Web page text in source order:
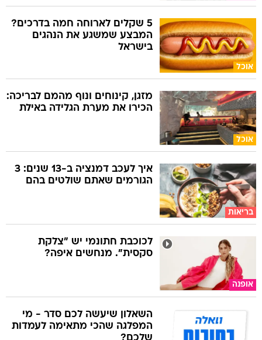
אוכל
5 שקלים לארוחה חמה בדרכים?
המבצע שמשגע את הנהגים
בישראל
אוכל
מזגן, קינוחים ונוף מהמם לבריכה:
הכירו את מערת הגלידה באילת
בריאות
איך לעכב דמנציה ב-13 שנים: 3
הגורמים שאתם שולטים בהם
אופנה
לכוכבת חתונמי יש "צלקת
סקסית". מנחשים איפה?
השאלון שיעשה לכם סדר - מי
המפלגה שהכי מתאימה לעמדות
שלכם?